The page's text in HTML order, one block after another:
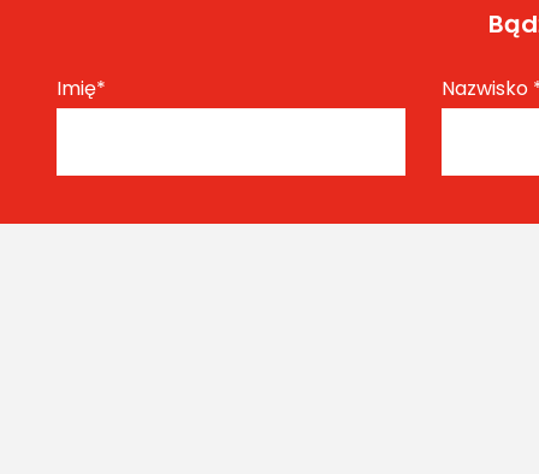
Imię* Nazwisko